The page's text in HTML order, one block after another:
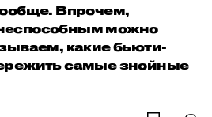
Впрочем,
можно
какие бьюти-
самые знойные